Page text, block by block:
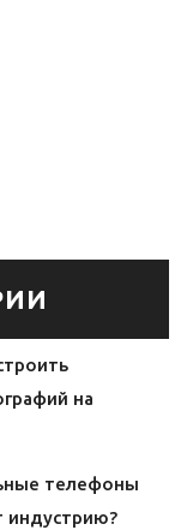
на
телефоны
индустрию?